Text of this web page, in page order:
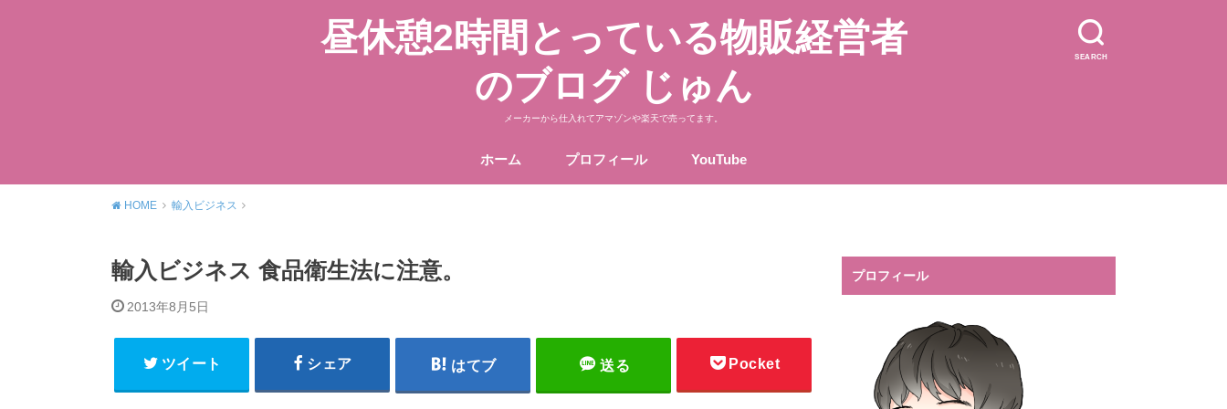
SEARCH
昼休憩2時間とっている物販経営者
のブログ じゅん
メーカーから仕入れてアマゾンや楽天で売ってます。
ホーム プロフィール YouTube
HOME 輸入ビジネス
輸入ビジネス 食品衛生法に注意。
2013年8月5日
ツイート シェア はてブ 送る Pocket
プロフィール